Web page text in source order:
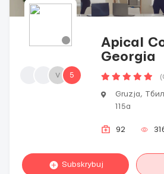
v 5
Apical
Georgia
Gruzja,
115а
92
Subskrybuj